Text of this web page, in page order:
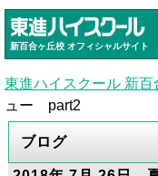
新百合ヶ丘校 オフィシャルサイト
東進ハイスクール 新百
ュー part2
ブログ